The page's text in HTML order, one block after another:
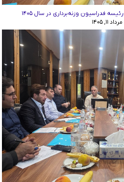
فدراسیون وزنه‌برداری در سال ۱۴۰۵
مرداد ۱۱, ۱۴۰۵